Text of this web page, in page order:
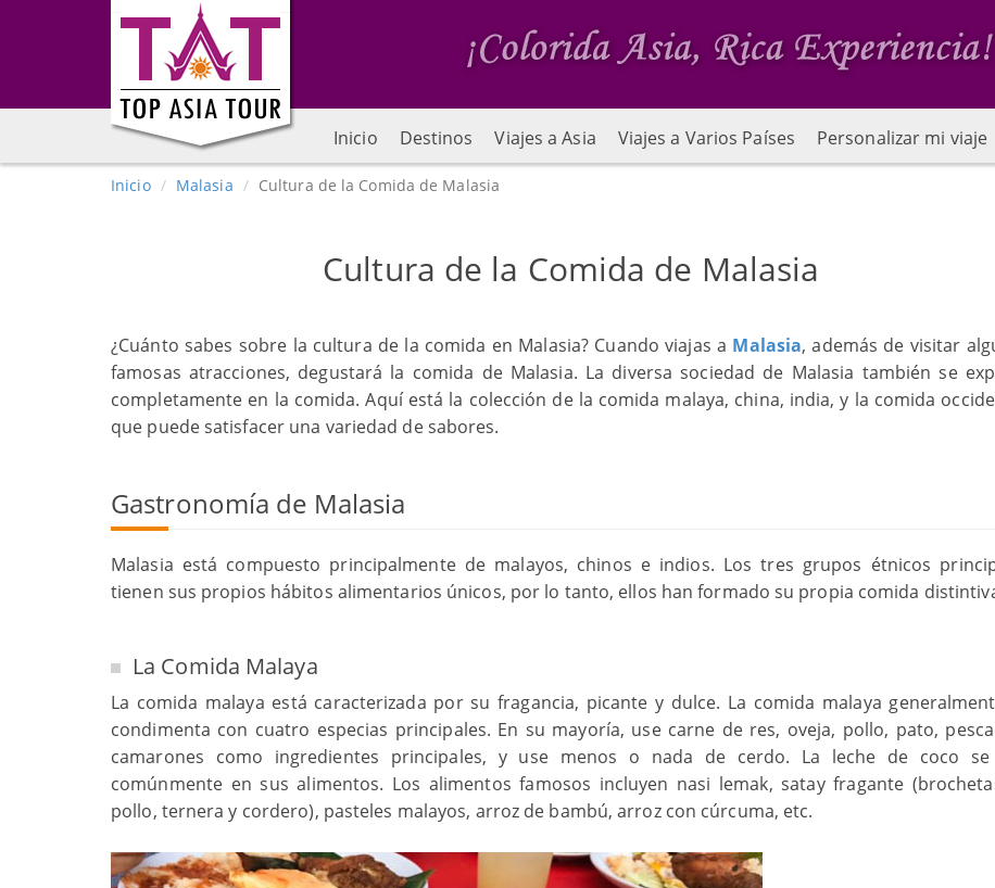
Inicio Destinos Viajes a Asia Viajes a Varios Países Personalizar mi viaje
Inicio Malasia Cultura de la Comida de Malasia
Cultura de la Comida de Malasia
¿Cuánto sabes sobre la cultura de la comida en Malasia? Cuando viajas a Malasia, además de visitar
famosas atracciones, degustará la comida de Malasia. La diversa sociedad de Malasia también se
completamente en la comida. Aquí está la colección de la comida malaya, china, india, y la comida
que puede satisfacer una variedad de sabores.
Gastronomía de Malasia
Malasia está compuesto principalmente de malayos, chinos e indios. Los tres grupos étnicos
tienen sus propios hábitos alimentarios únicos, por lo tanto, ellos han formado su propia comida
La Comida Malaya
La comida malaya está caracterizada por su fragancia, picante y dulce. La comida malaya
condimenta con cuatro especias principales. En su mayoría, use carne de res, oveja, pollo, pato,
camarones como ingredientes principales, y use menos o nada de cerdo. La leche de coco se
comúnmente en sus alimentos. Los alimentos famosos incluyen nasi lemak, satay fragante
pollo, ternera y cordero), pasteles malayos, arroz de bambú, arroz con cúrcuma, etc.